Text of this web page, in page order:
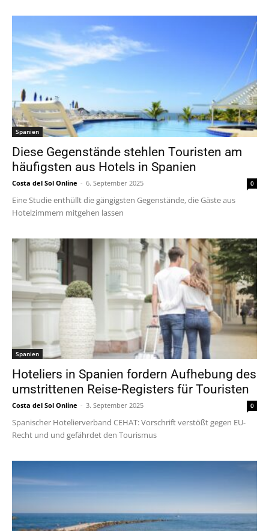
Spanien
Diese Gegenstände stehlen Touristen am
häufigsten aus Hotels in Spanien
Costa del Sol Online - 6. September 2025 0
Eine Studie enthüllt die gängigsten Gegenstände, die Gäste aus
Hotelzimmern mitgehen lassen
Spanien
Hoteliers in Spanien fordern Aufhebung des
umstrittenen Reise-Registers für Touristen
Costa del Sol Online - 3. September 2025 0
Spanischer Hotelierverband CEHAT: Vorschrift verstößt gegen EU-
Recht und und gefährdet den Tourismus